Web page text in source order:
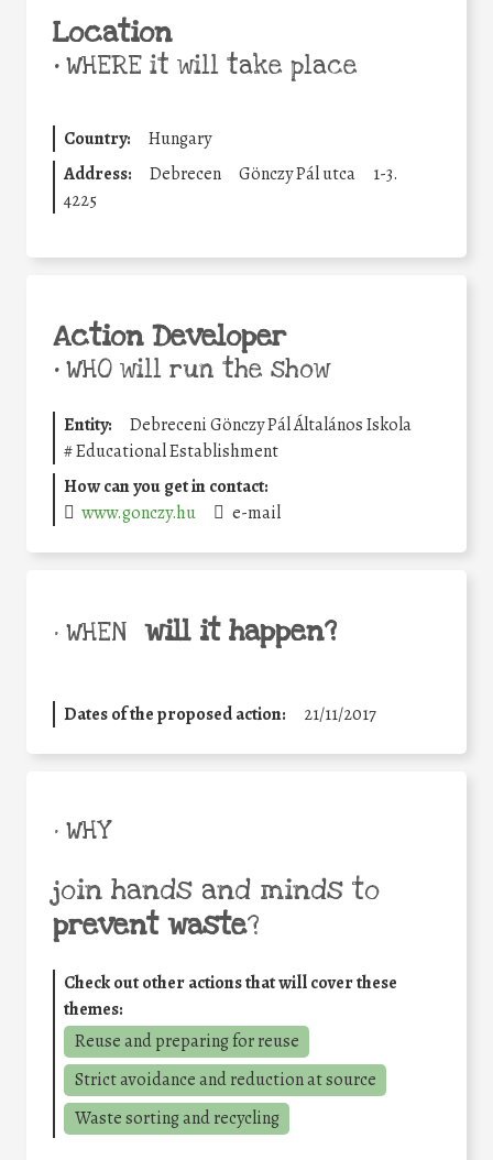
Location
•WHERE it will take place
Country:
Hungary
Address:
Debrecen Gönczy Pál utca
1-3.
4225
Action Developer
•WHO will run the show
Entity:
Debreceni Gönczy Pál Általános Iskola
#Educational Establishment
How can you get in contact:
www.gonczy.hu
e-mail
• WHEN will it happen?
Dates of the proposed action: 21/11/2017
• WHY
join hands and minds to
prevent waste?
Check out other actions that will cover these
themes:
Reuse and preparing for reuse
Strict avoidance and reduction at source
Waste sorting and recycling